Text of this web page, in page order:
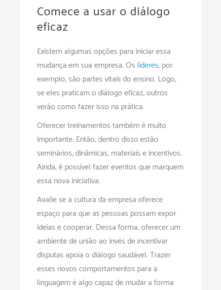
Comece a usar o diálogo
eficaz
Existem algumas opções para iniciar essa
mudança em sua empresa. Os líderes, por
exemplo, são partes vitais do ensino. Logo,
se eles praticam o diálogo eficaz, outros
verão como fazer isso na prática.
Oferecer treinamentos também é muito
importante. Então, dentro disso estão
seminários, dinâmicas, materiais e incentivos.
Ainda, é possível fazer eventos que marquem
essa nova iniciativa.
Avalie se a cultura da empresa oferece
espaço para que as pessoas possam expor
ideias e cooperar. Dessa forma, oferecer um
ambiente de união ao invés de incentivar
disputas apoia o diálogo saudável. Trazer
esses novos comportamentos para a
linguagem é algo capaz de mudar a forma